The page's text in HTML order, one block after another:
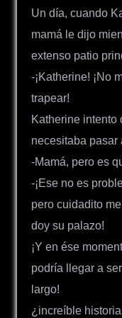
Un día, cuando
mamá le dijo
extenso patio
-¡Katherine! ¡No
trapear!
Katherine intento
necesitaba pasar
-Mamá, pero es
-¡Ese no es
pero cuidadito
doy su palazo!
¡Y en ése
podría llegar a
largo!
¿increíble